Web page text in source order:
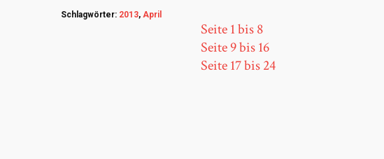
Schlagwörter: 2013, April
Seite 1 bis 8
Seite 9 bis 16
Seite 17 bis 24